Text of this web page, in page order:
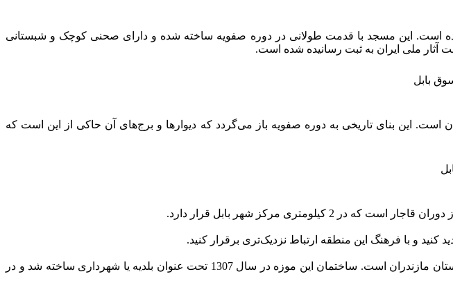
است. این مسجد با قدمت طولانی در دوره صفویه ساخته شده و دارای صحنی کوچک و شبستانی
است. این بنای تاریخی به دوره صفویه باز می‌گردد که دیوارها و برج‌های آن حاکی از این است که
مرکز شهر بابل قرار دارد.
کنید و با فرهنگ این منطقه ارتباط نزدیک‌تری برقرار کنید.
موزه بابل مرسوم به گنجینه بابل موزه مردم شناسی مازندران در شهر بابل قرار دارد و جزو اولین موزه استان مازندران است. ساختمان این موزه در سال 1307 تحت عنوان بلدیه یا شهرداری ساخته شد و در